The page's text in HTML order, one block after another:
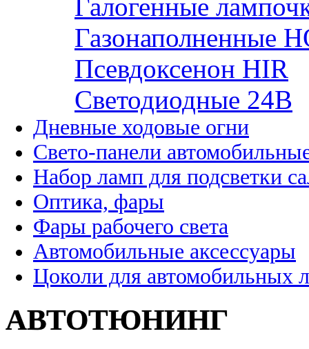
Галогенные
Газонаполненные
Псевдоксенон HIR
Cветодиодные 24B
Дневные ходовые огни
Свето-панели
Набор ламп для подсветки
Оптика, фары
Фары рабочего света
Автомобильные аксессуары
Цоколи для автомобильных
АВТОТЮНИНГ